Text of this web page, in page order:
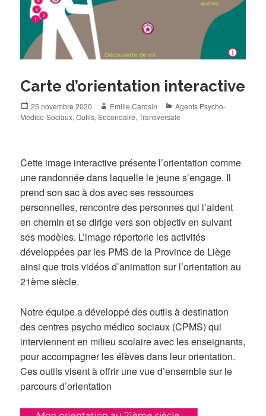
Carte d’orientation interactive
Posted
on
25 novembre 2020 Author
Emilie Carosin Categories
Agents Psycho-
Médico-Sociaux,Outils,Secondaire,Transversale
Cette image interactive présente l’orientation comme
une randonnée dans laquelle le jeune s’engage. Il
prend son sac à dos avec ses ressources
personnelles, rencontre des personnes qui l’aident
en chemin et se dirige vers son objectiv en suivant
ses modèles. L’image répertorie les activités
développées par les PMS de la Province de Liège
ainsi que trois vidéos d’animation sur l’orientation au
21ème siècle.
Notre équipe a développé des outils à destination
des centres psycho médico sociaux (CPMS) qui
interviennent en milieu scolaire avec les enseignants,
pour accompagner les élèves dans leur orientation.
Ces outils visent à offrir une vue d’ensemble sur le
parcours d’orientation